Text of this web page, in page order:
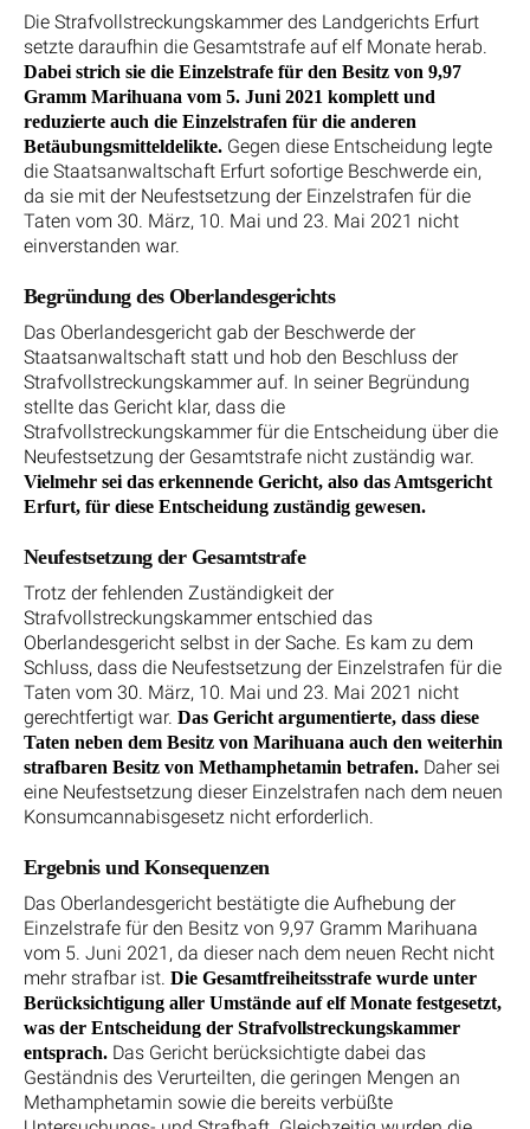
Die Strafvollstreckungskammer des Landgerichts Erfurt
setzte daraufhin die Gesamtstrafe auf elf Monate herab.
Dabei strich sie die Einzelstrafe für den Besitz von 9,97
Gramm Marihuana vom 5. Juni 2021 komplett und
reduzierte auch die Einzelstrafen für die anderen
Betäubungsmitteldelikte. Gegen diese Entscheidung legte
die Staatsanwaltschaft Erfurt sofortige Beschwerde ein,
da sie mit der Neufestsetzung der Einzelstrafen für die
Taten vom 30. März, 10. Mai und 23. Mai 2021 nicht
einverstanden war.
Begründung des Oberlandesgerichts
Das Oberlandesgericht gab der Beschwerde der
Staatsanwaltschaft statt und hob den Beschluss der
Strafvollstreckungskammer auf. In seiner Begründung
stellte das Gericht klar, dass die
Strafvollstreckungskammer für die Entscheidung über die
Neufestsetzung der Gesamtstrafe nicht zuständig war.
Vielmehr sei das erkennende Gericht, also das Amtsgericht
Erfurt, für diese Entscheidung zuständig gewesen.
Neufestsetzung der Gesamtstrafe
Trotz der fehlenden Zuständigkeit der
Strafvollstreckungskammer entschied das
Oberlandesgericht selbst in der Sache. Es kam zu dem
Schluss, dass die Neufestsetzung der Einzelstrafen für die
Taten vom 30. März, 10. Mai und 23. Mai 2021 nicht
gerechtfertigt war. Das Gericht argumentierte, dass diese
Taten neben dem Besitz von Marihuana auch den weiterhin
strafbaren Besitz von Methamphetamin betrafen. Daher sei
eine Neufestsetzung dieser Einzelstrafen nach dem neuen
Konsumcannabisgesetz nicht erforderlich.
Ergebnis und Konsequenzen
Das Oberlandesgericht bestätigte die Aufhebung der
Einzelstrafe für den Besitz von 9,97 Gramm Marihuana
vom 5. Juni 2021, da dieser nach dem neuen Recht nicht
mehr strafbar ist. Die Gesamtfreiheitsstrafe wurde unter
Berücksichtigung aller Umstände auf elf Monate festgesetzt,
was der Entscheidung der Strafvollstreckungskammer
entsprach. Das Gericht berücksichtigte dabei das
Geständnis des Verurteilten, die geringen Mengen an
Methamphetamin sowie die bereits verbüßte